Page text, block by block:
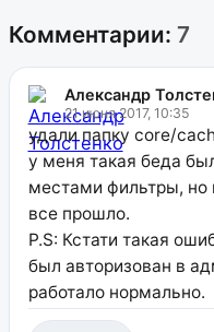
Комментарии: 7
Александр
21 июня 2017, 10:35
удали папку core/
у меня такая беда
местами фильтры, но
все прошло.
P.S: Кстати такая
был авторизован в
работало нормально.